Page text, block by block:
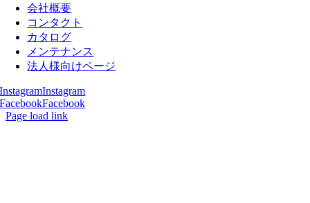
会社概要
コンタクト
カタログ
メンテナンス
法人様向けページ
InstagramInstagram
FacebookFacebook
Page load link